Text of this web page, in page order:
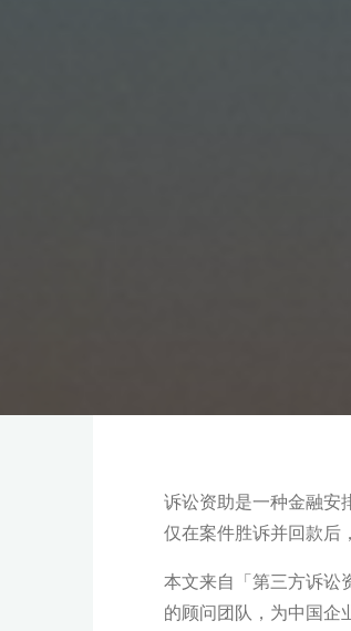
诉讼资助是一种金融安
仅在案件胜诉并回款后
本文来自「第三方诉讼
的顾问团队，为中国企